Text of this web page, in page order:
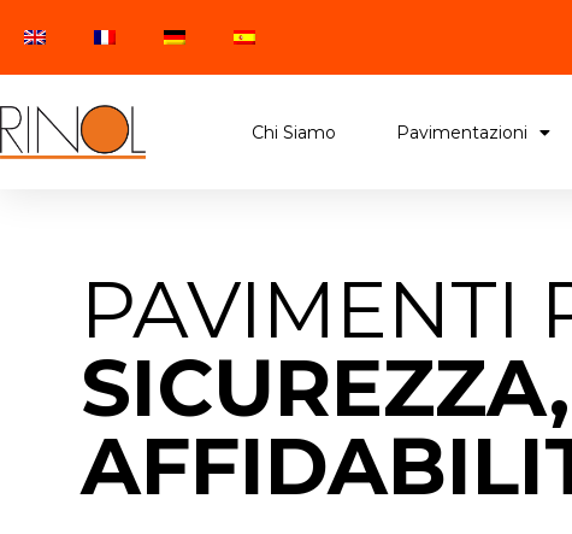
Chi Siamo Pavimentazioni
PAVIMENTI